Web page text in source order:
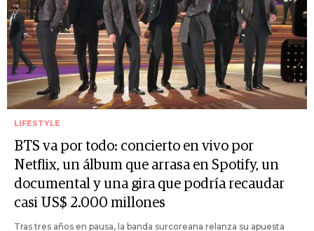
LIFESTYLE
BTS va por todo: concierto en vivo por
Netflix, un álbum que arrasa en Spotify, un
documental y una gira que podría recaudar
casi US$ 2.000 millones
Tras tres años en pausa, la banda surcoreana relanza su apuesta